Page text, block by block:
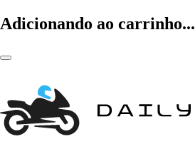
Adicionando ao carrinho...